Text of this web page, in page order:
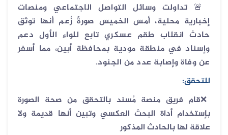
🚨 تداولت وسائل التواصل الاجتماعي ومنصات
إخبارية محلية، أمس الخميس صورةً زُعم أنها توثق
حادث انقلاب طقم عسكري تابع للواء الأول دعم
وإسناد في منطقة مودية بمحافظة أبين، مما أسفر
عن وفاة وإصابة عدد من الجنود.
للتحقق:
❌قام فريق منصة مُسند بالتحقق من صحة الصورة
بإستخدام أداة البحث العكسي وتبين أنها قديمة ولا
علاقة لها بالحادث المذكور